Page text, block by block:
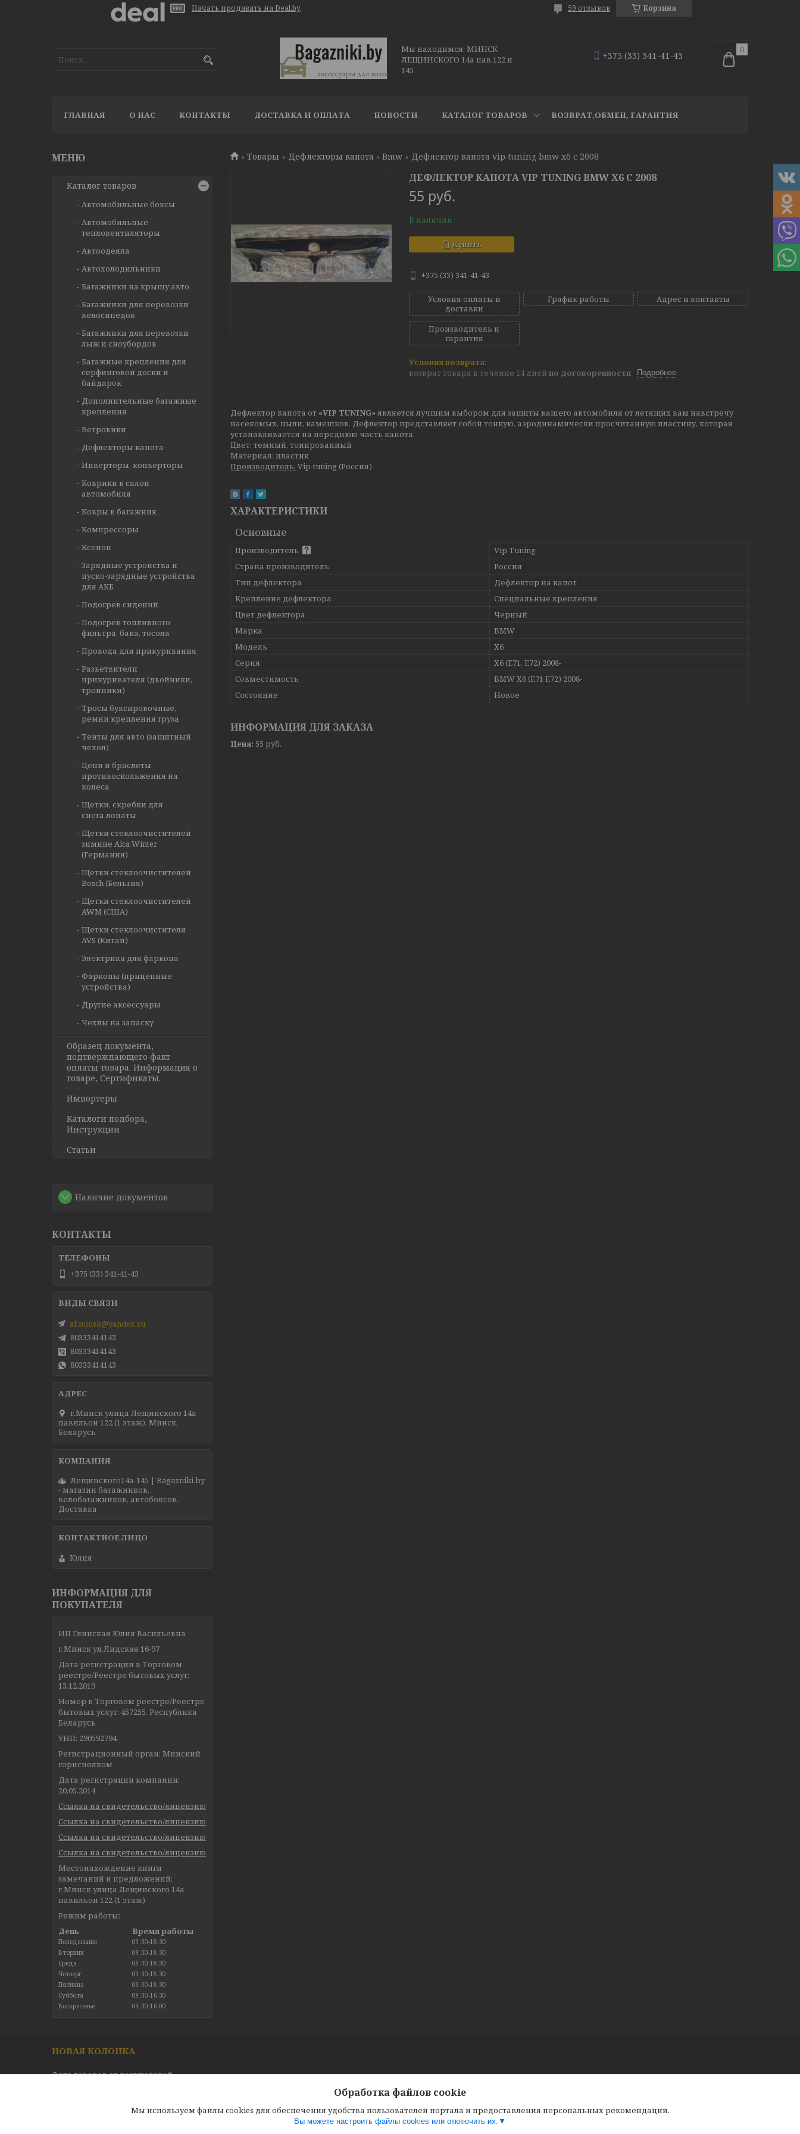
Начать продавать на Deal.by Корзина
59 отзывов
Мы находимся: МИНСК
ЛЕЩИНСКОГО 14а пав.122 и
145
+375 (33) 341-41-43
ГЛАВНАЯ О НАС КОНТАКТЫ ДОСТАВКА И ОПЛАТА НОВОСТИ КАТАЛОГ ТОВАРОВ ВОЗВРАТ,ОБМЕН, ГАРАНТИЯ
Товары Дефлекторы капота Bmw Дефлектор капота vip tuning bmw x6 с 2008
ДЕФЛЕКТОР КАПОТА VIP TUNING BMW X6 С 2008
55 руб.
В наличии
Купить
+375 (33) 341-41-43
Условия оплаты и
доставки
График работы Адрес и контакты
Производитель и
гарантия
возврат товара в течение 14 дней по договоренности Подробнее
Дефлектор капота от «VIP TUNING»является лучшим выбором для защиты вашего автомобиля от летящих вам навстречу
насекомых, пыли, камешков. Дефлектор представляет собой тонкую, аэродинамически просчитанную пластину, которая
устанавливается на переднюю часть капота.
Цвет: темный, тонированный
Материал: пластик
Производитель: Vip-tuning (Россия)
ХАРАКТЕРИСТИКИ
Основные
Производитель
Vip Tuning
Страна производитель
Россия
Тип дефлектора
Дефлектор на капот
Крепление дефлектора
Специальные крепления
Цвет дефлектора
Черный
Марка
BMW
Модель
X6
Серия
X6 (E71, E72) 2008-
Совместимость
BMW X6 (E71 E72) 2008-
Состояние
Новое
ИНФОРМАЦИЯ ДЛЯ ЗАКАЗА
Цена: 55 руб.
Каталог товаров
Автомобильные боксы
Автомобильные
тепловентиляторы
Автоодеяла
Автохолодильники
Багажники на крышу авто
Багажники для перевозки
велосипедов
Багажники для перевозки
лыж и сноубордов
Багажные крепления для
серфинговой доски и
байдарок
Дополнительные багажные
крепления
Ветровики
Дефлекторы капота
Инверторы, конверторы
Коврики в салон
автомобиля
Ковры в багажник
Компрессоры
Ксенон
Зарядные устройства и
пуско-зарядные устройства
для АКБ
Подогрев сидений
Подогрев топливного
фильтра, бака, тосола
Провода для прикуривания
Разветвители
прикуривателя (двойники,
тройники)
Тросы буксировочные,
ремни крепления груза
Тенты для авто (защитный
чехол)
Цепи и браслеты
противоскольжения на
колеса
Щетки, скребки для
снега,лопаты
Щетки стеклоочистителей
зимние Alca Winter
(Германия)
Щетки стеклоочистителей
Bosch (Бельгия)
Щетки стеклоочистителей
AWM (США)
Щетки стеклоочистителя
AVS (Китай)
Электрика для фаркопа
Фаркопы (прицепные
устройства)
Другие аксессуары
Чехлы на запаску
Образец документа,
подтверждающего факт
оплаты товара. Информация о
товаре, Сертификаты.
Импортеры
Каталоги подбора,
Инструкции
Статьи
Наличие документов
КОНТАКТЫ
+375 (33) 341-41-43
af.minsk@yandex.ru
80333414143
80333414143
80333414143
г.Минск улица Лещинского 14а
павильон 122 (1 этаж), Минск,
Беларусь
Лещинского14а-145 | Bagazniki.by
- магазин багажников,
велобагажников, автобоксов.
Доставка
Юлия
ИНФОРМАЦИЯ ДЛЯ
ПОКУПАТЕЛЯ
ИП Глинская Юлия Васильевна
г.Минск ул.Лидская 16-97
Дата регистрации в Торговом
реестре/Реестре бытовых услуг:
13.12.2019
Номер в Торговом реестре/Реестре
бытовых услуг: 457255, Республика
Беларусь
УНП: 290592794
Регистрационный орган: Минский
горисполком
Дата регистрации компании:
20.05.2014
Ссылка на свидетельство/лицензию
Ссылка на свидетельство/лицензию
Ссылка на свидетельство/лицензию
Ссылка на свидетельство/лицензию
Местонахождение книги
замечаний и предложений:
г.Минск улица Лещинского 14а
павильон 122 (1 этаж)
Режим работы:
День
Время работы
Понедельник
09:30-18:30
Вторник
09:30-18:30
Среда
09:30-18:30
Четверг
09:30-18:30
Пятница
09:30-18:30
Суббота
09:30-16:30
Воскресенье
09:30-16:00
НОВАЯ КОЛОНКА
Фото товаров от покупателей
Обработка файлов cookie
Мы используем файлы cookies для обеспечения удобства пользователей портала и предоставления персональных рекомендаций.
Вы можете настроить файлы cookies или отключить их.